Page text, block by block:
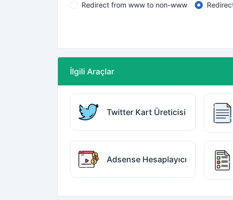
Redirect from www to non-www
İlgili Araçlar
Twitter Kart Üreticisi
Adsense Hesaplayıcı